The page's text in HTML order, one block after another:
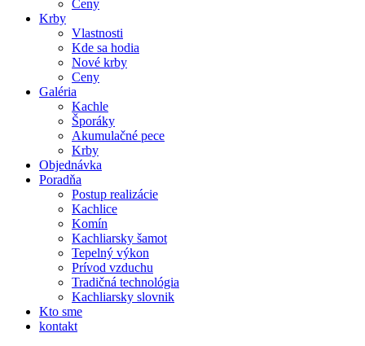
Ceny
Krby
Vlastnosti
Kde sa hodia
Nové krby
Ceny
Galéria
Kachle
Šporáky
Akumulačné pece
Krby
Objednávka
Poradňa
Postup realizácie
Kachlice
Komín
Kachliarsky šamot
Tepelný výkon
Prívod vzduchu
Tradičná technológia
Kachliarsky slovnik
Kto sme
kontakt